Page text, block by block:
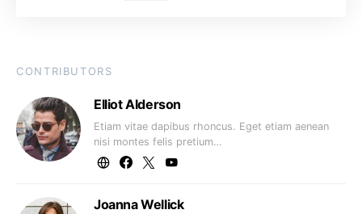
CONTRIBUTORS
Elliot Alderson
Etiam vitae dapibus rhoncus. Eget etiam aenean
nisi montes felis pretium…
Joanna Wellick